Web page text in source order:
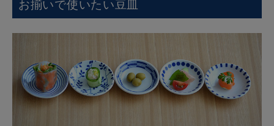
お揃いで使いたい豆皿